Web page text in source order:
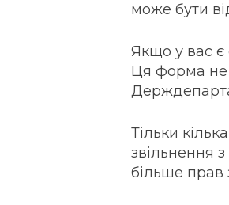
може бути
Якщо у вас є
Ця форма не
Тільки
звільнення
більше прав